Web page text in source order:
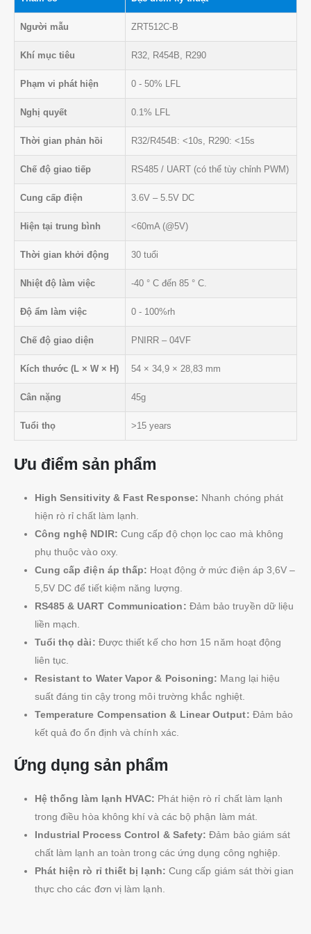
Người mẫu ZRT512C-B
Khí mục tiêu R32, R454B, R290
Phạm vi phát hiện 0 - 50% LFL
Nghị quyết 0.1% LFL
Thời gian phản hồi R32/R454B: <10s, R290: <15s
Chế độ giao tiếp RS485 / UART (có thể tùy chỉnh PWM)
Cung cấp điện 3.6V – 5.5V DC
Hiện tại trung bình <60mA (@5V)
Thời gian khởi động 30 tuổi
Nhiệt độ làm việc -40 ° C đến 85 ° C.
Độ ẩm làm việc 0 - 100%rh
Chế độ giao diện PNIRR – 04VF
Kích thước (L × W × H) 54 × 34,9 × 28,83 mm
Cân nặng 45g
Tuổi thọ >15 years
Ưu điểm sản phẩm
High Sensitivity & Fast Response: Nhanh chóng phát
hiện rò rỉ chất làm lạnh.
Công nghệ NDIR: Cung cấp độ chọn lọc cao mà không
phụ thuộc vào oxy.
Cung cấp điện áp thấp: Hoạt động ở mức điện áp 3,6V –
5,5V DC để tiết kiệm năng lượng.
RS485 & UART Communication: Đảm bảo truyền dữ liệu
liền mạch.
Tuổi thọ dài: Được thiết kế cho hơn 15 năm hoạt động
liên tục.
Resistant to Water Vapor & Poisoning: Mang lại hiệu
suất đáng tin cậy trong môi trường khắc nghiệt.
Temperature Compensation & Linear Output: Đảm bảo
kết quả đo ổn định và chính xác.
Ứng dụng sản phẩm
Hệ thống làm lạnh HVAC: Phát hiện rò rỉ chất làm lạnh
trong điều hòa không khí và các bộ phận làm mát.
Industrial Process Control & Safety: Đảm bảo giám sát
chất làm lạnh an toàn trong các ứng dụng công nghiệp.
Phát hiện rò rỉ thiết bị lạnh: Cung cấp giám sát thời gian
thực cho các đơn vị làm lạnh.